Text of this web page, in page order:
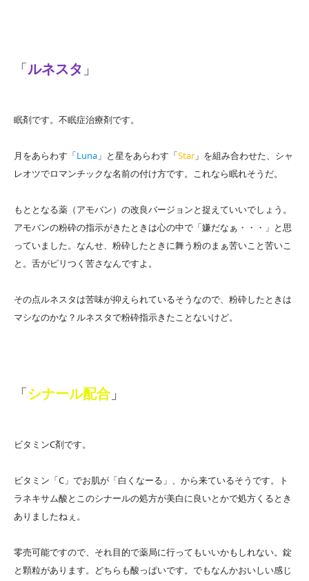
「ルネスタ 」
眠剤です。不眠症治療剤です。
月をあらわす「Luna 」と星をあらわす「Star」を組み合わせた、シャ
レオツでロマンチックな名前の付け方です。これなら眠れそうだ。
もととなる薬（アモバン）の改良バージョンと捉えていいでしょう。
アモバンの粉砕の指示がきたときは心の中で「嫌だなぁ・・・」と思
っていました。なんせ、粉砕したときに舞う粉のまぁ苦いこと苦いこ
と。舌がピリつく苦さなんですよ。
その点ルネスタは苦味が抑えられているそうなので、粉砕したときは
マシなのかな？ルネスタで粉砕指示きたことないけど。
「シナール配合 」
ビタミンC剤です。
ビタミン「C」でお肌が「白くなーる」、から来ているそうです。ト
ラネキサム酸とこのシナールの処方が美白に良いとかで処方くるとき
ありましたねぇ。
零売可能ですので、それ目的で薬局に行ってもいいかもしれない。錠
と顆粒があります。どちらも酸っぱいです。でもなんかおいしい感じ